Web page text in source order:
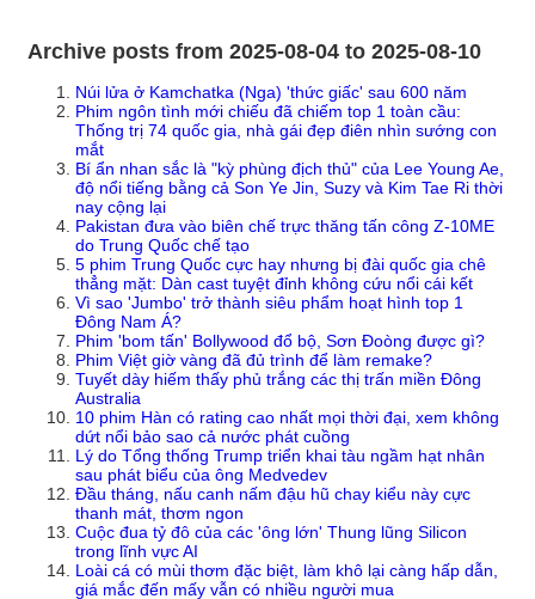
Archive posts from 2025-08-04 to 2025-08-10
Núi lửa ở Kamchatka (Nga) 'thức giấc' sau 600 năm
Phim ngôn tình mới chiếu đã chiếm top 1 toàn cầu:
Thống trị 74 quốc gia, nhà gái đẹp điên nhìn sướng con
mắt
Bí ẩn nhan sắc là "kỳ phùng địch thủ" của Lee Young Ae,
độ nổi tiếng bằng cả Son Ye Jin, Suzy và Kim Tae Ri thời
nay cộng lại
Pakistan đưa vào biên chế trực thăng tấn công Z-10ME
do Trung Quốc chế tạo
5 phim Trung Quốc cực hay nhưng bị đài quốc gia chê
thẳng mặt: Dàn cast tuyệt đỉnh không cứu nổi cái kết
Vì sao 'Jumbo' trở thành siêu phẩm hoạt hình top 1
Đông Nam Á?
Phim 'bom tấn' Bollywood đổ bộ, Sơn Đoòng được gì?
Phim Việt giờ vàng đã đủ trình để làm remake?
Tuyết dày hiếm thấy phủ trắng các thị trấn miền Đông
Australia
10 phim Hàn có rating cao nhất mọi thời đại, xem không
dứt nổi bảo sao cả nước phát cuồng
Lý do Tổng thống Trump triển khai tàu ngầm hạt nhân
sau phát biểu của ông Medvedev
Đầu tháng, nấu canh nấm đậu hũ chay kiểu này cực
thanh mát, thơm ngon
Cuộc đua tỷ đô của các 'ông lớn' Thung lũng Silicon
trong lĩnh vực AI
Loài cá có mùi thơm đặc biệt, làm khô lại càng hấp dẫn,
giá mắc đến mấy vẫn có nhiều người mua